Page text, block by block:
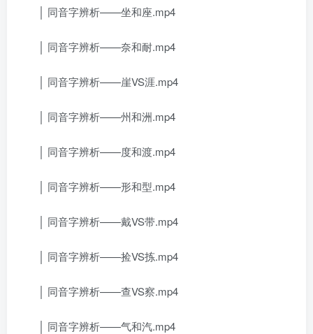
│ 同音字辨析——坐和座.mp4
│ 同音字辨析——奈和耐.mp4
│ 同音字辨析——崖VS涯.mp4
│ 同音字辨析——州和洲.mp4
│ 同音字辨析——度和渡.mp4
│ 同音字辨析——形和型.mp4
│ 同音字辨析——戴VS带.mp4
│ 同音字辨析——捡VS拣.mp4
│ 同音字辨析——查VS察.mp4
│ 同音字辨析——气和汽.mp4